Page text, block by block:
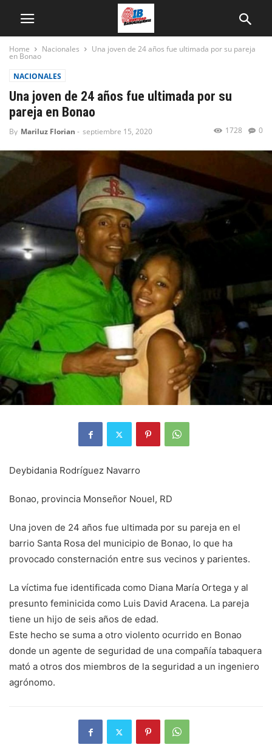
Home Nacionales Una joven de 24 años fue ultimada por su pareja
en Bonao
NACIONALES
Una joven de 24 años fue ultimada por su
pareja en Bonao
By Mariluz Florian - septiembre 15, 2020 0
1728
Deybidania Rodríguez Navarro
Bonao, provincia Monseñor Nouel, RD
Una joven de 24 años fue ultimada por su pareja en el
barrio Santa Rosa del municipio de Bonao, lo que ha
provocado consternación entre sus vecinos y parientes.
La víctima fue identificada como Diana María Ortega y al
presunto feminicida como Luis David Aracena. La pareja
tiene un hijo de seis años de edad.
Este hecho se suma a otro violento ocurrido en Bonao
donde un agente de seguridad de una compañía tabaquera
mató a otros dos miembros de la seguridad a un ingeniero
agrónomo.